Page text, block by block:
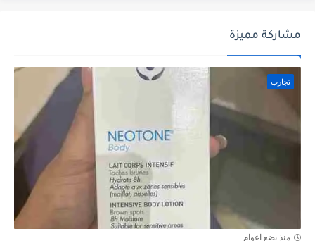
مشاركة مميزة
تجارب
منذ بضع اعوام